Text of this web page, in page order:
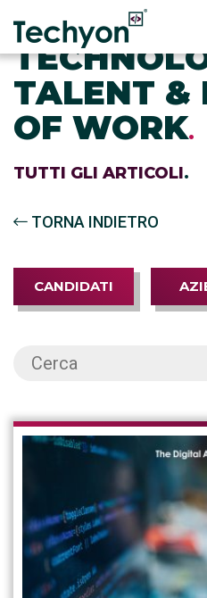
TALENT &
OF WORK.
TUTTI GLI ARTICOLI.
TORNA INDIETRO
CANDIDATI